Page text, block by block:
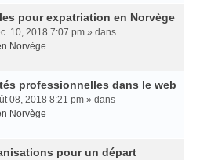
pour expatriation en Norvège
10, 2018 7:07 pm » dans
Norvège
professionnelles dans le web
08, 2018 8:21 pm » dans
Norvège
pour un départ